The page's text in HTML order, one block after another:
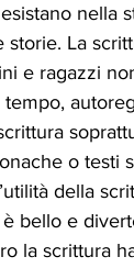
nella
La
e ragazzi
o testi
della
bello e
la scrittura